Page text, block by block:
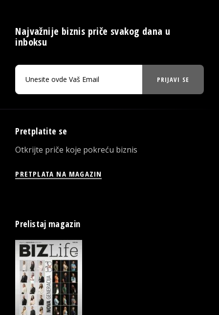
Najvažnije biznis priče svakog dana u
inboksu
PRIJAVI SE
Pretplatite se
Otkrijte priče koje pokreću biznis
PRETPLATA NA MAGAZIN
Prelistaj magazin